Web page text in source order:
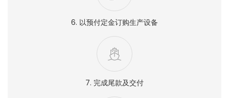
7. 完成尾款及交付
6. 以预付定金订购生产设备